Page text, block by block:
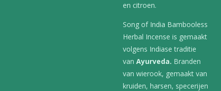
en citroen.
Song of India Bambooless
Herbal Incense is gemaakt
volgens Indiase traditie
van Ayurveda. Branden
van wierook, gemaakt van
kruiden, harsen, specerijen